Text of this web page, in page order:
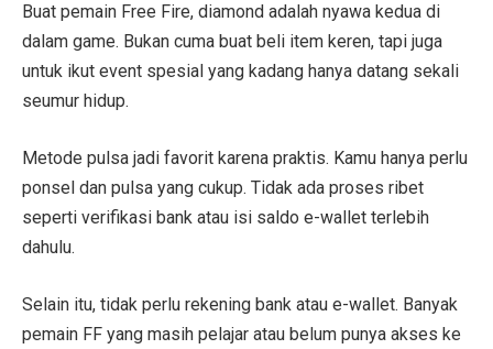
Buat pemain Free Fire, diamond adalah nyawa kedua di
dalam game. Bukan cuma buat beli item keren, tapi juga
untuk ikut event spesial yang kadang hanya datang sekali
seumur hidup.
Metode pulsa jadi favorit karena praktis. Kamu hanya perlu
ponsel dan pulsa yang cukup. Tidak ada proses ribet
seperti verifikasi bank atau isi saldo e-wallet terlebih
dahulu.
Selain itu, tidak perlu rekening bank atau e-wallet. Banyak
pemain FF yang masih pelajar atau belum punya akses ke